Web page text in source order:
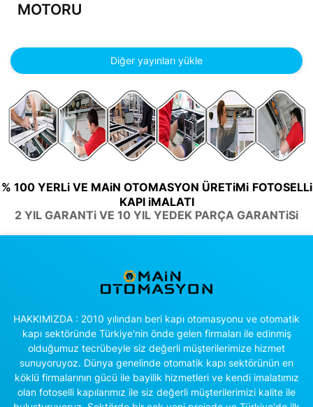
MOTORU
Diğer yayınları yükle
% 100 YERLi VE MAiN OTOMASYON ÜRETiMi FOTOSELLi
KAPI iMALATI
2 YIL GARANTi VE 10 YIL YEDEK PARÇA GARANTiSi
HAKKIMIZDA : 2010 yılından beri kapı otomasyonu ve otomatik
kapı sektöründe Türkiye'nin önde gelen firmaları ile edinmiş
olduğumuz tecrübeyle siz değerli müşterilerimize hizmet
sunuyoruyoz. Dünya genelinde otomatik kapı sektörünün en
köklü firmalarının gücü ile bayilik hizmetleri ve kendi imalatımız
olan fotoselli kapılarımız ile siz değerli müşterilerimizi kalite ile